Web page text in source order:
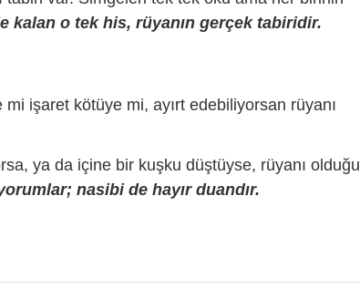
kalan o tek his, rüyanın gerçek tabiridir.
işaret kötüye mi, ayırt edebiliyorsan rüyanı
ya da içine bir kuşku düştüyse, rüyanı olduğu
nasibi de hayır duandır.